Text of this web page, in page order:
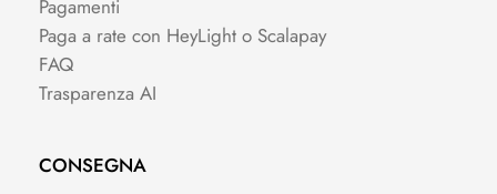
Pagamenti
Paga a rate con HeyLight o Scalapay
FAQ
Trasparenza AI
CONSEGNA